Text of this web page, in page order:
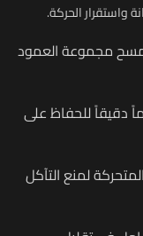
واستقرار الحركة.
مجموعة العمود
دقيقاً للحفاظ على
لمنع التآكل